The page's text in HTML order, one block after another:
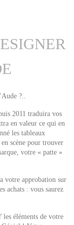
?..
2011 traduira vos
en valeur ce qui en
les tableaux
scène pour trouver
votre « patte »
votre approbation sur
achats : vous saurez
éléments de votre